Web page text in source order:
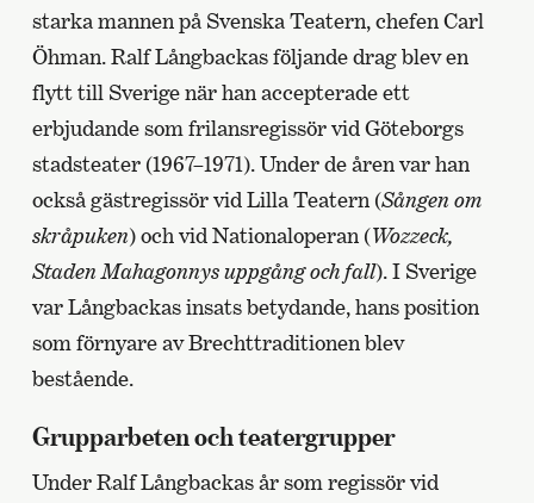
starka mannen på Svenska Teatern, chefen Carl
Öhman. Ralf Långbackas följande drag blev en
flytt till Sverige när han accepterade ett
erbjudande som frilansregissör vid Göteborgs
stadsteater (1967–1971). Under de åren var han
också gästregissör vid Lilla Teatern (Sången om
skråpuken) och vid Nationaloperan (Wozzeck,
Staden Mahagonnys uppgång och fall). I Sverige
var Långbackas insats betydande, hans position
som förnyare av Brechttraditionen blev
bestående.
Grupparbeten och teatergrupper
Under Ralf Långbackas år som regissör vid